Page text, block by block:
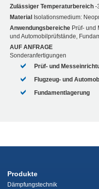
Zulässiger Temperaturbereich -
Material
Isolationsmedium:
Anwendungsbereiche Prüf- und
und Automobilprüfstände,
AUF ANFRAGE
Sonderanfertigungen
Prüf- und
Flugzeug- und
Fundamentlagerung
Produkte
Dämpfungstechnik